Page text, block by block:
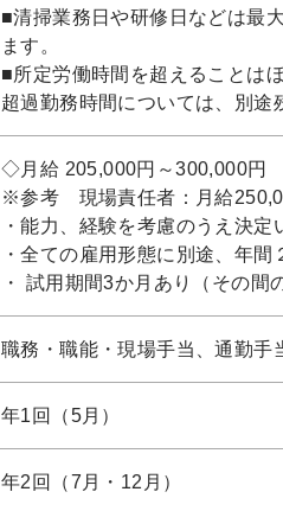
■清掃業務日や研修日などは最
ます。
■所定労働時間を超えることは
超過勤務時間については、別途
◇月給 205,000円～300,000円
※参考 現場責任者：月給
・能力、経験を考慮のうえ決定
・全ての雇用形態に別途、年
・ 試用期間3か月あり（その間
職務・職能・現場手当、通勤
年1回（5月）
年2回（7月・12月）